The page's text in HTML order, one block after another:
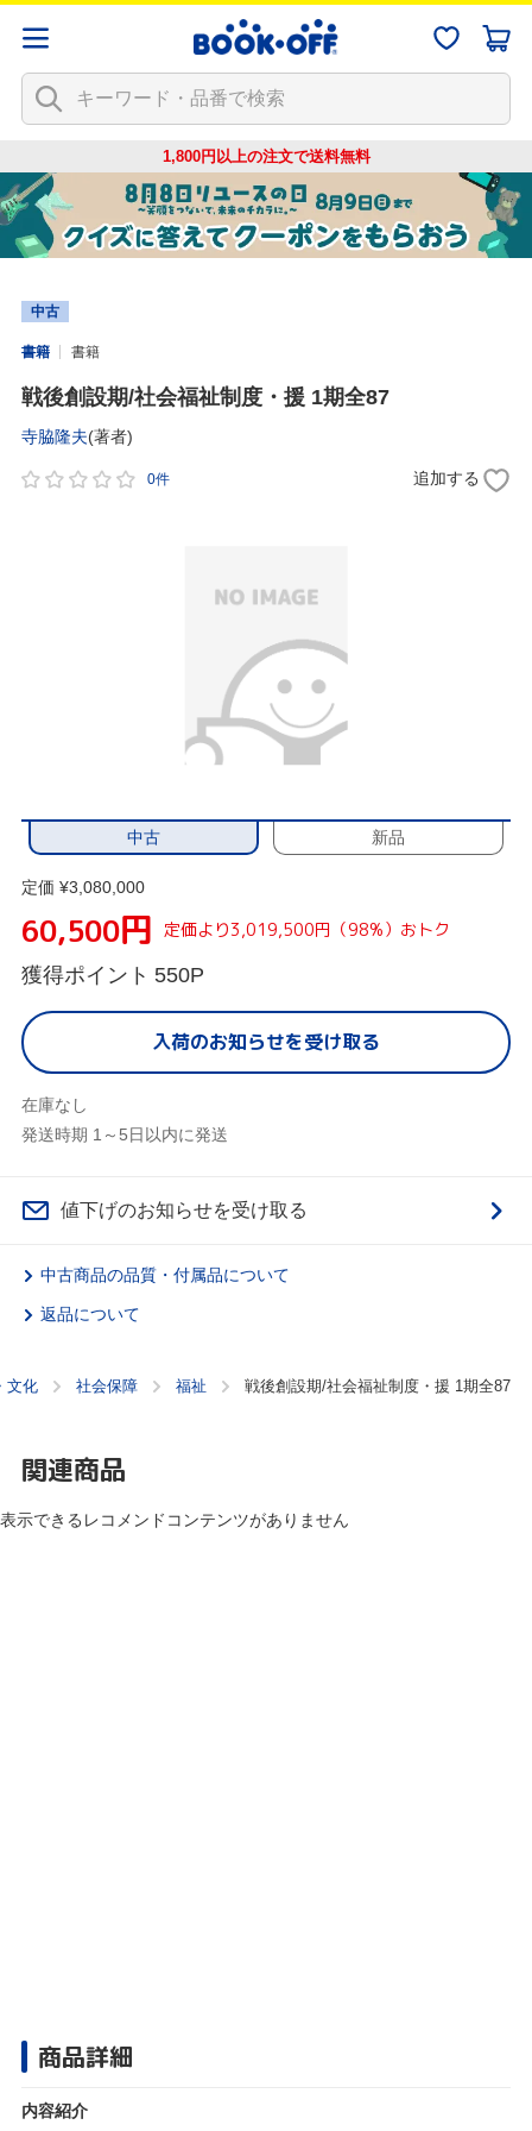
1,800円以上の注文で送料無料
中古
書籍 書籍
戦後創設期/社会福祉制度・援 1期全87
寺脇隆夫(著者)
0件 追加する
中古 新品
定価 ¥3,080,000
60,500円 定価より3,019,500円（98%）おトク
獲得ポイント 550P
入荷のお知らせを受け取る
在庫なし
発送時期 1～5日以内に発送
値下げのお知らせを受け取る
中古商品の品質・付属品について
返品について
文化 社会保障 福祉 戦後創設期/社会福祉制度・援 1期全87
関連商品
表示できるレコメンドコンテンツがありません
商品詳細
内容紹介